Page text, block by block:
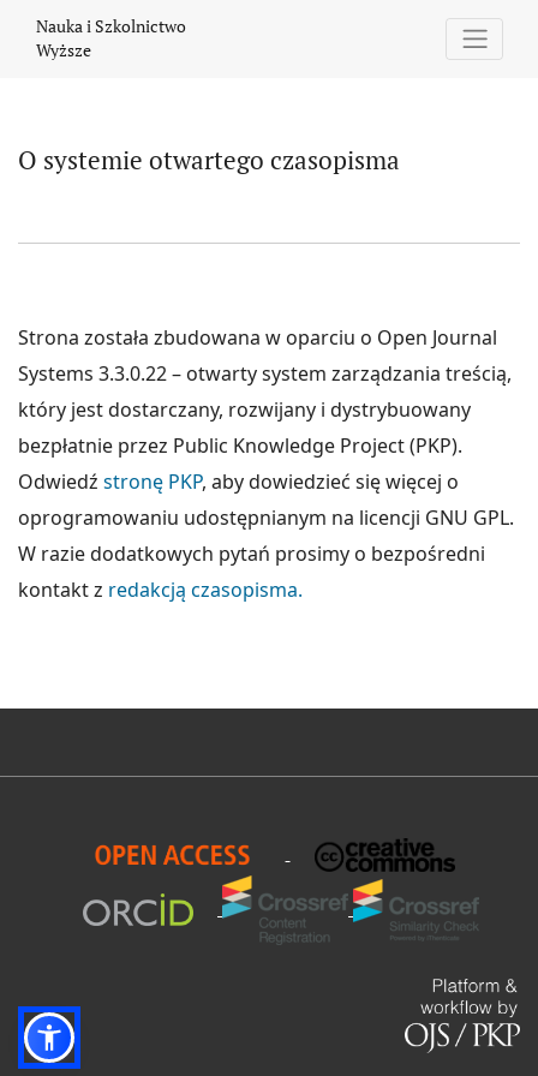
Nauka i Szkolnictwo
Wyższe
O systemie otwartego czasopisma
Strona została zbudowana w oparciu o Open Journal
Systems 3.3.0.22 – otwarty system zarządzania treścią,
który jest dostarczany, rozwijany i dystrybuowany
bezpłatnie przez Public Knowledge Project (PKP).
Odwiedź stronę PKP, aby dowiedzieć się więcej o
oprogramowaniu udostępnianym na licencji GNU GPL.
W razie dodatkowych pytań prosimy o bezpośredni
kontakt z redakcją czasopisma.